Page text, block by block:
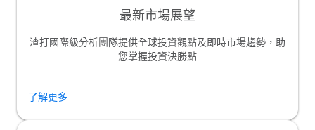
最新市場展望
渣打國際級分析團隊提供全球投資觀點及即時市場趨勢，助
您掌握投資決勝點
了解更多